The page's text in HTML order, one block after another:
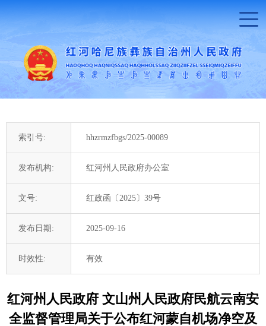
索引号: hhzrmzfbgs/2025-00089
发布机构: 红河州人民政府办公室
文号: 红政函〔2025〕39号
发布日期: 2025-09-16
时效性: 有效
红河州人民政府 文山州人民政府民航云南安
全监督管理局关于公布红河蒙自机场净空及